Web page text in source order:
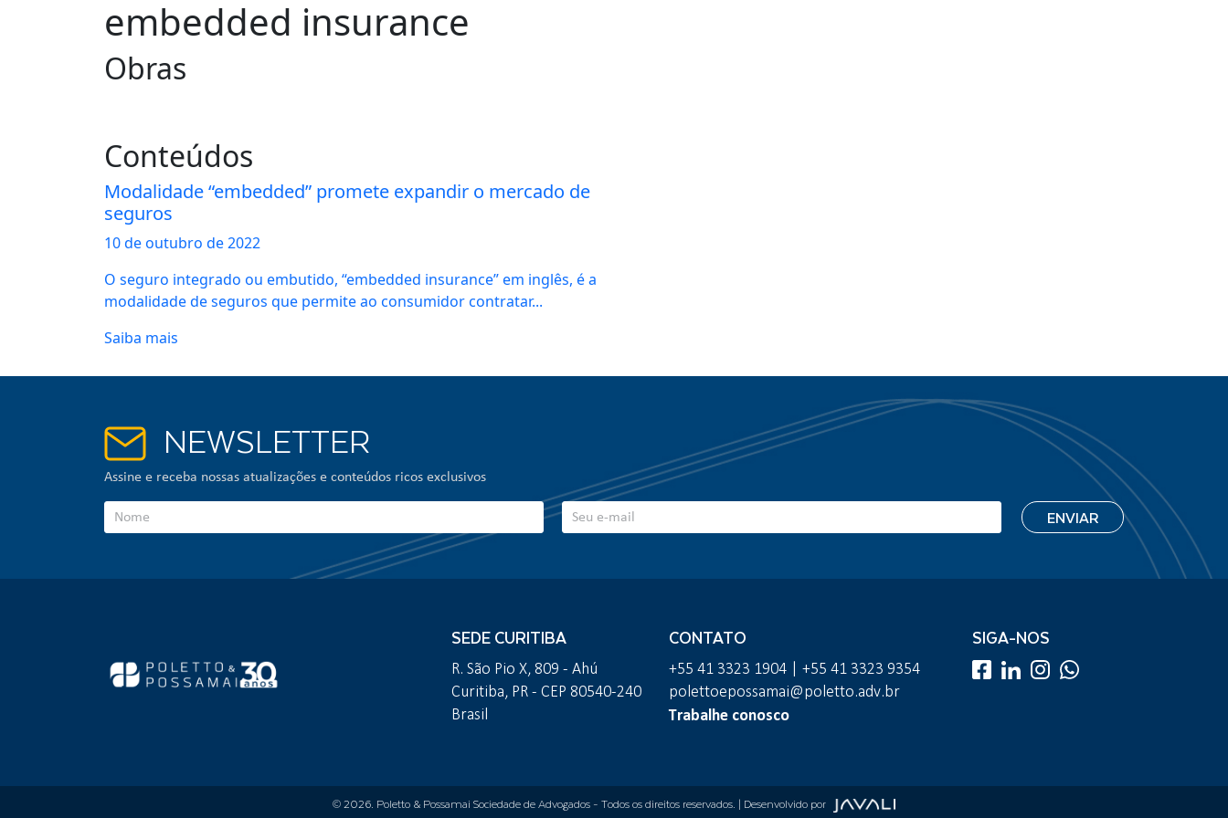
embedded insurance
Obras
Conteúdos
Modalidade “embedded” promete expandir o mercado de
seguros
10 deoutubro de 2022
O seguro integrado ou embutido, “embedded insurance” em inglês, é a
modalidade de seguros que permite ao consumidor contratar...
Saiba mais
NEWSLETTER
Assine e receba nossas atualizações e conteúdos ricos exclusivos
SEDE CURITIBA
R. São Pio X, 809 - Ahú
Curitiba, PR - CEP 80540-240
Brasil
CONTATO
+55 41 3323 1904 | +55 41 3323 9354
polettoepossamai@poletto.adv.br
Trabalhe conosco
SIGA-NOS
© 2026. Poletto & Possamai Sociedade de Advogados - Todos os direitos reservados. | Desenvolvido por